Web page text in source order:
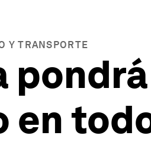
Y TRANSPORTE
en